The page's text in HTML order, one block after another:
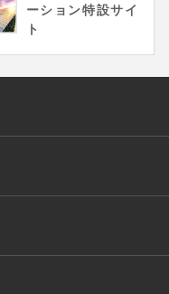
ーション特設サイ
ト